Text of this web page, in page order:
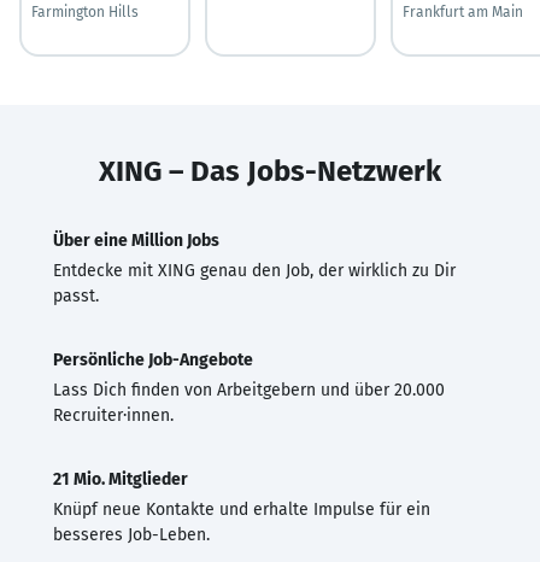
Farmington Hills
Frankfurt am Main
XING – Das Jobs-Netzwerk
Über eine Million Jobs
Entdecke mit XING genau den Job, der wirklich zu Dir
passt.
Persönliche Job-Angebote
Lass Dich finden von Arbeitgebern und über 20.000
Recruiter·innen.
21 Mio. Mitglieder
Knüpf neue Kontakte und erhalte Impulse für ein
besseres Job-Leben.